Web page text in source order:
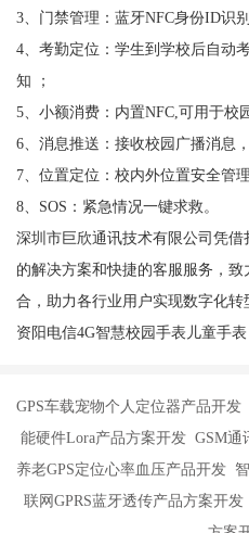
3、门禁管理：蓝牙NFC身份ID识
4、考勤定位：学生到学校后自动
知 ；
5、小额消费：内置NFC,可用于校
6、消息推送：接收校园广播消息
7、位置定位：校内外位置安全管
8、SOS：紧急情况一键求救。
深圳市巨欣通讯技术有限公司凭
的解决方案和快捷的客服服务，
合，助力各行业用户实现数字化转
资阳电信4G智慧校园手表儿童手表
GPS车载宠物个人定位器产品开
能硬件Lora产品方案开发 GSM通
养老GPS定位心率血压产品开发
联网GPRS蓝牙透传产品方案开